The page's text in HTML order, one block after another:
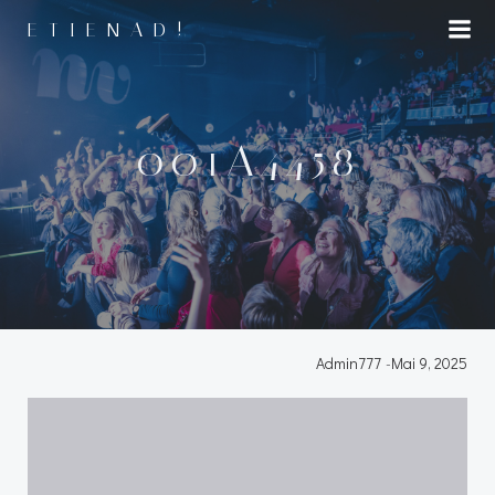
Aller
au
ETIENAD!
001A4458
Admin777 -Mai 9, 2025